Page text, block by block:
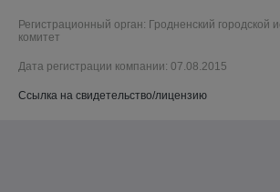
Регистрационный орган: Гродненский городской
комитет
Дата регистрации компании: 07.08.2015
Ссылка на свидетельство/лицензию